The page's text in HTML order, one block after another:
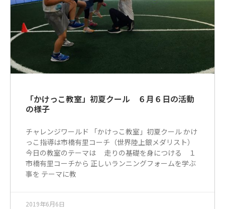
「かけっこ教室」初夏クール ６月６日の活動
の様子
チャレンジワールド 「かけっこ教室」初夏クール かけ
っこ指導は市橋有里コーチ（世界陸上銀メダリスト）
今日の教室のテーマは 走りの基礎を身につける １
市橋有里コーチから 正しいランニングフォームを学ぶ
事を テーマに教
2019年6月6日